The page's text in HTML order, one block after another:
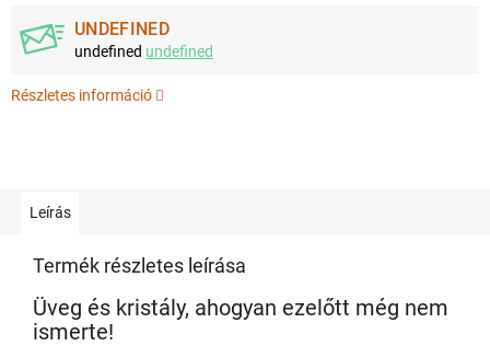
UNDEFINED
undefined undefined
Részletes információ
Leírás
Termék részletes leírása
Üveg és kristály, ahogyan ezelőtt még nem
ismerte!